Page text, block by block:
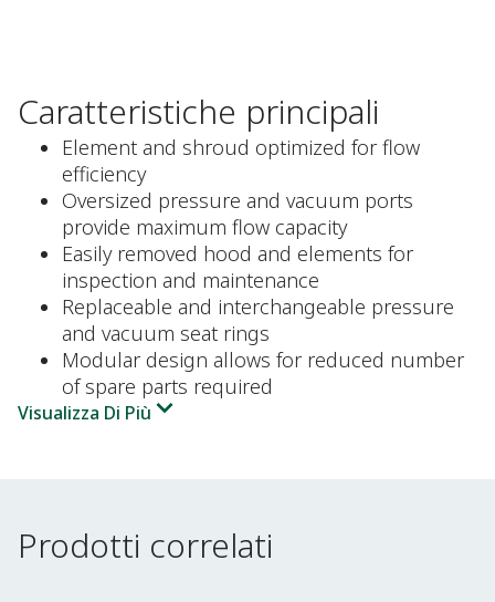
Caratteristiche principali
Element and shroud optimized for flow
efficiency
Oversized pressure and vacuum ports
provide maximum flow capacity
Easily removed hood and elements for
inspection and maintenance
Replaceable and interchangeable pressure
and vacuum seat rings
Modular design allows for reduced number
of spare parts required
Visualizza Di Più
Prodotti correlati
Prodotti correlati